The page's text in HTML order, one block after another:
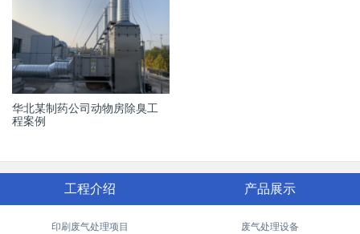
华北某制药公司动物房除臭工
程案例
工程介绍
印刷废气处理项目
产品展示
废气处理设备